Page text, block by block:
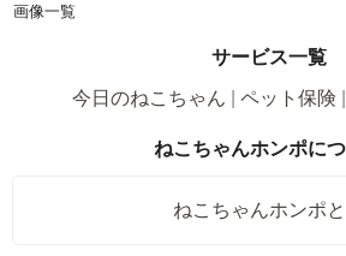
画像一覧
サービス一覧
今日のねこちゃん
ペット保険
ねこちゃんホンポに
ねこちゃんホンポ